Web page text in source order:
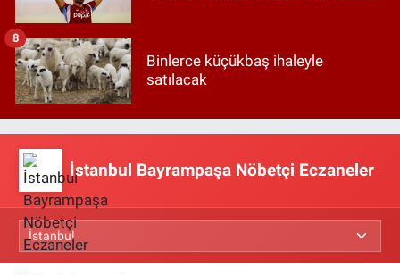
Binlerce küçükbaş ihaleyle
satılacak
8
İstanbul Bayrampaşa Nöbetçi Eczaneler